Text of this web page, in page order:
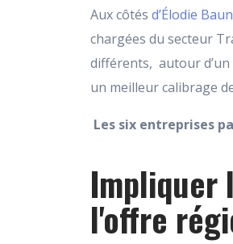
Aux côtés d’Élodie
chargées du secteur
différents, autour d’un
un meilleur calibrage
Les six entreprises
Impliquer
l'offre